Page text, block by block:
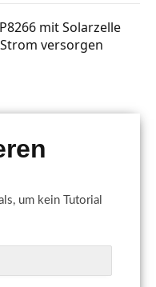
mit Solarzelle
versorgen
um kein Tutorial